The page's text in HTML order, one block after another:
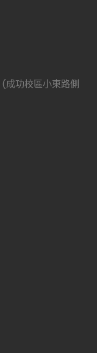
(成功校區小東路側